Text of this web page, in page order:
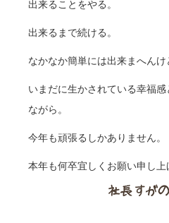
出来ることをやる。
出来るまで続ける。
なかなか簡単には出来まへんけ
いまだに生かされている幸福
ながら。
今年も頑張るしかありません。
本年も何卒宜しくお願い申し上